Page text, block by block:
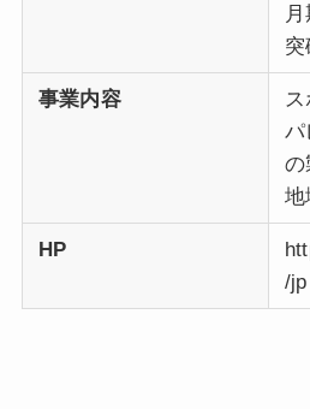
突
事業内容
パ
の
地
HP
/jp